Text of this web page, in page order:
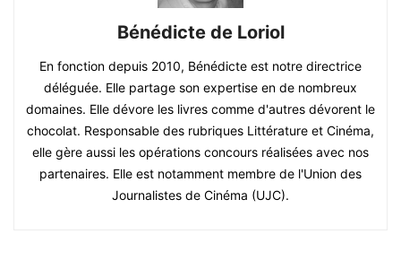
Bénédicte de Loriol
En fonction depuis 2010, Bénédicte est notre directrice
déléguée. Elle partage son expertise en de nombreux
domaines. Elle dévore les livres comme d'autres dévorent le
chocolat. Responsable des rubriques Littérature et Cinéma,
elle gère aussi les opérations concours réalisées avec nos
partenaires. Elle est notamment membre de l'Union des
Journalistes de Cinéma (UJC).